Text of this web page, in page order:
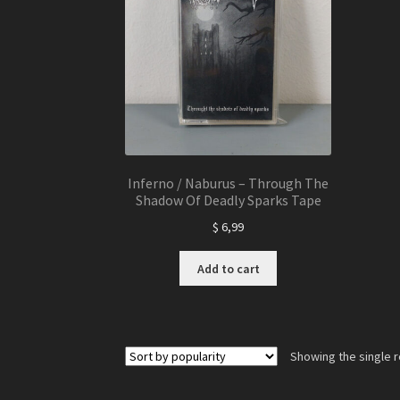
Inferno / Naburus – Through The
Shadow Of Deadly Sparks Tape
$ 6,99
Add to cart
Showing the single